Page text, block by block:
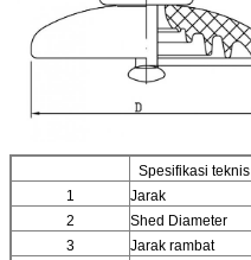
Spesifikasi teknis
1
Jarak
2
Shed Diameter
3
Jarak rambat